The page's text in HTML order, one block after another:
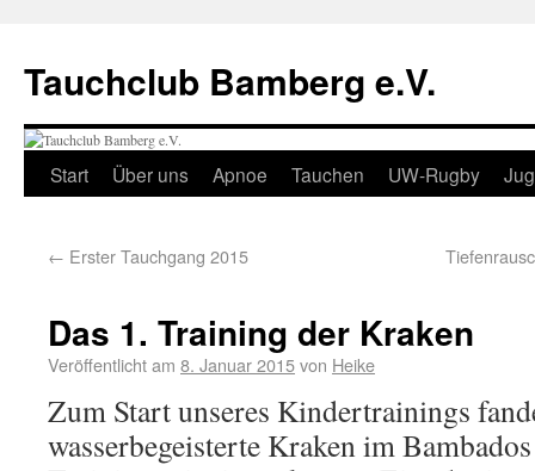
Tauchclub Bamberg e.V.
Start Über uns Apnoe Tauchen UW-Rugby
← Erster Tauchgang 2015
Das 1. Training der Kraken
Veröffentlicht am 8. Januar 2015von Heike
Zum Start unseres Kindertrainings
wasserbegeisterte Kraken im